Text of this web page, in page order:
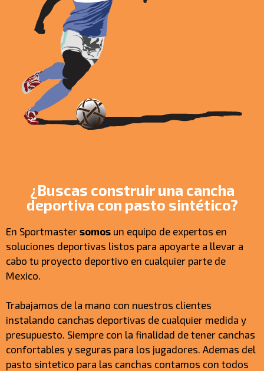
¿Buscas construir una cancha
deportiva con pasto sintético?
En Sportmaster somos un equipo de expertos en
soluciones deportivas listos para apoyarte a llevar a
cabo tu proyecto deportivo en cualquier parte de
Mexico.
Trabajamos de la mano con nuestros clientes
instalando canchas deportivas de cualquier medida y
presupuesto. Siempre con la finalidad de tener canchas
confortables y seguras para los jugadores. Ademas del
pasto sintetico para las canchas contamos con todos